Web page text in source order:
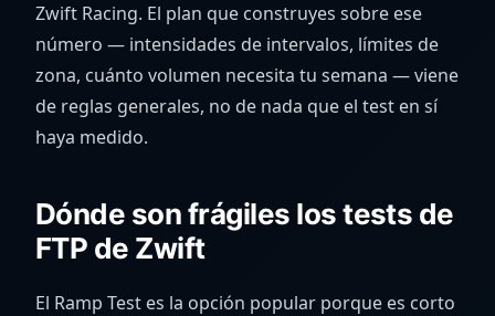
Zwift Racing. El plan que construyes sobre ese
número — intensidades de intervalos, límites de
zona, cuánto volumen necesita tu semana — viene
de reglas generales, no de nada que el test en sí
haya medido.
Dónde son frágiles los tests de
FTP de Zwift
El Ramp Test es la opción popular porque es corto